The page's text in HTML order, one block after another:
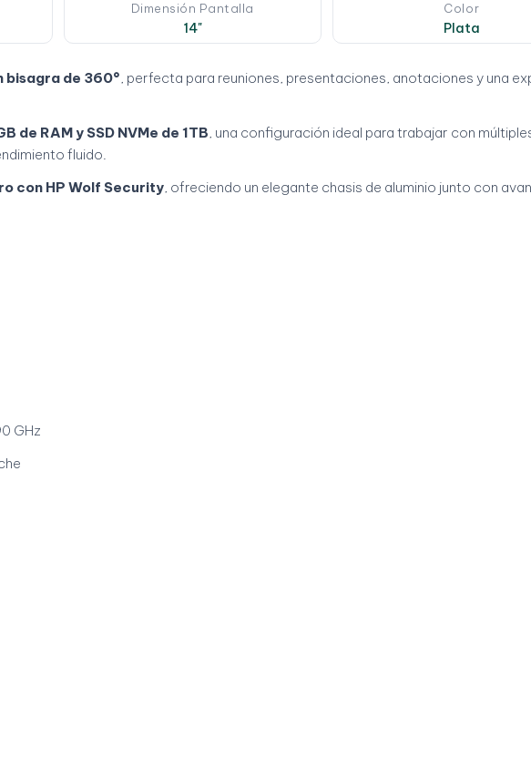
Dimensión Pantalla
14"
Color
Plata
bisagra de 360°, perfecta para reuniones, presentaciones, anotaciones y una
de RAM y SSD NVMe de 1TB, una configuración ideal para trabajar con
fluido.
con HP Wolf Security, ofreciendo un elegante chasis de aluminio junto con
GHz